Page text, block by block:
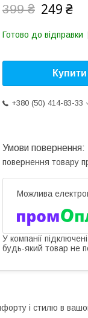
399 ₴ 249 ₴
Готово до відправки
Купити
+380 (50) 414-83-33
повернення товару
У компанії
будь-який товар не
і стилю в